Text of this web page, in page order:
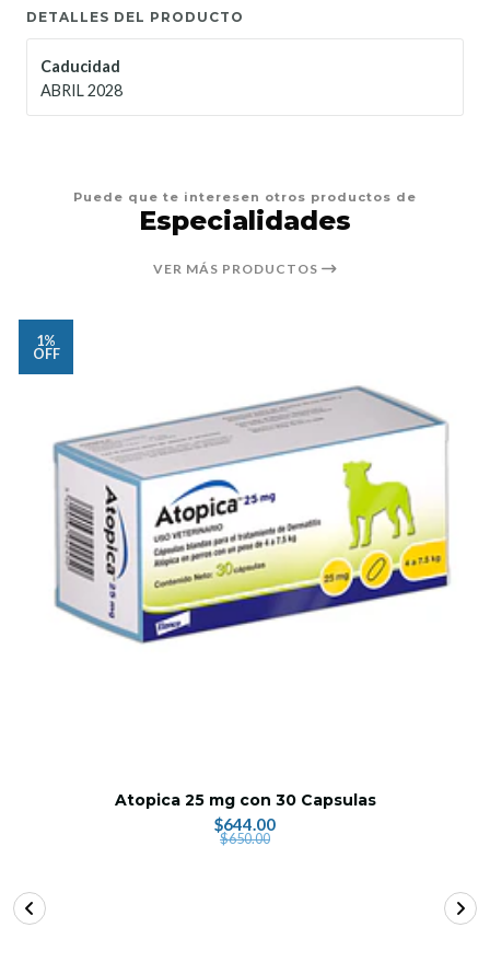
DETALLES DEL PRODUCTO
Caducidad
ABRIL 2028
Puede que te interesen otros productos de
Especialidades
VER MÁS PRODUCTOS
1%
OFF
Atopica 25 mg con 30 Capsulas
$644.00
$650.00